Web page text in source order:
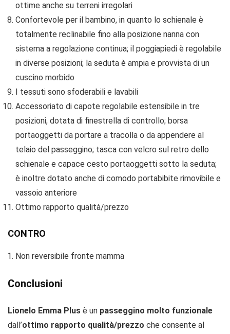
ottime anche su terreni irregolari
Confortevole per il bambino, in quanto lo schienale è
totalmente reclinabile fino alla posizione nanna con
sistema a regolazione continua; il poggiapiedi è regolabile
in diverse posizioni; la seduta è ampia e provvista di un
cuscino morbido
I tessuti sono sfoderabili e lavabili
Accessoriato di capote regolabile estensibile in tre
posizioni, dotata di finestrella di controllo; borsa
portaoggetti da portare a tracolla o da appendere al
telaio del passeggino; tasca con velcro sul retro dello
schienale e capace cesto portaoggetti sotto la seduta;
è inoltre dotato anche di comodo portabibite rimovibile e
vassoio anteriore
Ottimo rapporto qualità/prezzo
CONTRO
Non reversibile fronte mamma
Conclusioni
Lionelo Emma Plus è un passeggino molto funzionale
dall’ottimo rapporto qualità/prezzo che consente al